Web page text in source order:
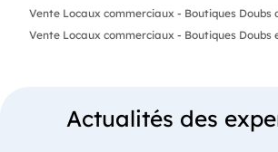
Vente Locaux commerciaux - Boutiques Doubs
Vente Locaux commerciaux - Boutiques Doubs
Actualités des